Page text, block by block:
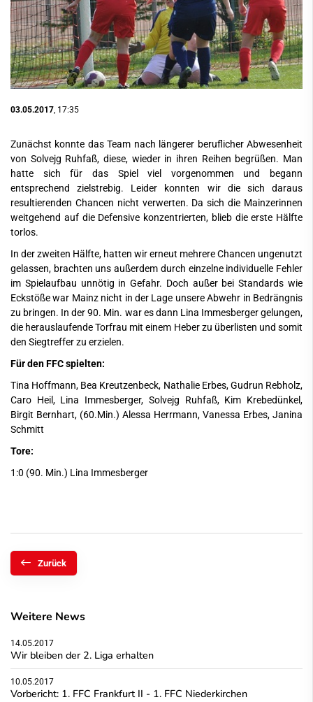
03.05.2017 , 17:35
Zunächst konnte das Team nach längerer beruflicher Abwesenheit
von Solvejg Ruhfaß, diese, wieder in ihren Reihen begrüßen. Man
hatte sich für das Spiel viel vorgenommen und begann
entsprechend zielstrebig. Leider konnten wir die sich daraus
resultierenden Chancen nicht verwerten. Da sich die Mainzerinnen
weitgehend auf die Defensive konzentrierten, blieb die erste Hälfte
torlos.
In der zweiten Hälfte, hatten wir erneut mehrere Chancen ungenutzt
gelassen, brachten uns außerdem durch einzelne individuelle Fehler
im Spielaufbau unnötig in Gefahr. Doch außer bei Standards wie
Eckstöße war Mainz nicht in der Lage unsere Abwehr in Bedrängnis
zu bringen. In der 90. Min. war es dann Lina Immesberger gelungen,
die herauslaufende Torfrau mit einem Heber zu überlisten und somit
den Siegtreffer zu erzielen.
Für den FFC spielten:
Tina Hoffmann, Bea Kreutzenbeck, Nathalie Erbes, Gudrun Rebholz,
Caro Heil, Lina Immesberger, Solvejg Ruhfaß, Kim Krebedünkel,
Birgit Bernhart, (60.Min.) Alessa Herrmann, Vanessa Erbes, Janina
Schmitt
Tore:
1:0 (90. Min.) Lina Immesberger
Zurück
Weitere News
14.05.2017
Wir bleiben der 2. Liga erhalten
10.05.2017
Vorbericht: 1. FFC Frankfurt II - 1. FFC Niederkirchen